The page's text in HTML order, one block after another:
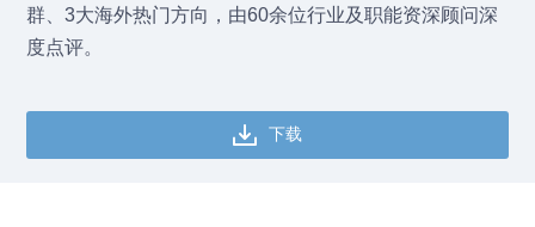
群、3大海外热门方向，由60余位行业及职能资深顾问深
度点评。
下载